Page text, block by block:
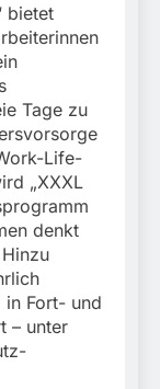
bietet
Tage zu
Life-
„XXXL
denkt
in Fort- und
– unter